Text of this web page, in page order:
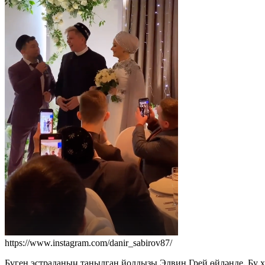
https://www.instagram.com/danir_sabirov87/
Бүген эстраданың танылган йолдызы Элвин Грей өйләнде. Бу